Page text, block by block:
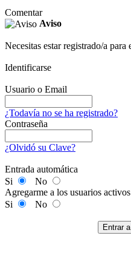
Comentar
Aviso
Necesitas estar registrado/a
Identificarse
Usuario o Email
¿Todavía no se ha registrado?
Contraseña
¿Olvidó su Clave?
Entrada automática
Si
No
Agregarme a los usuarios activos
Si
No
Entrar